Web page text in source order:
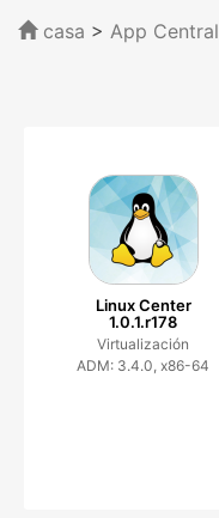
casa > App Central
Linux Center
1.0.1.r178
Virtualización
ADM: 3.4.0, x86-64